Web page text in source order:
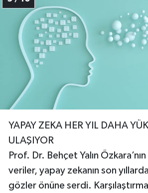
YAPAY ZEKA HER YIL DAHA
ULAŞIYOR
Prof. Dr. Behçet Yalın Özkara’nın
veriler, yapay zekanın son
gözler önüne serdi.